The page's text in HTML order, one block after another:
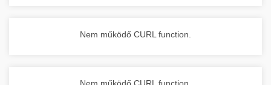
Nem működő CURL function.